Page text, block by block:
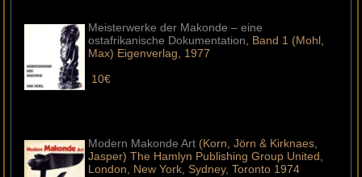
Meisterwerke der Makonde – eine
ostafrikanische Dokumentation, Band 1 (Mohl,
Max) Eigenverlag, 1977
10€
Modern Makonde Art (Korn, Jörn & Kirknaes,
Jasper) The Hamlyn Publishing Group United,
London, New York, Sydney, Toronto 1974